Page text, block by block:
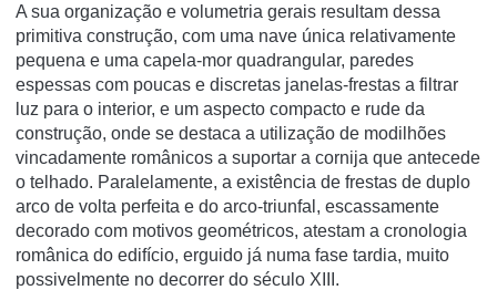
A sua organização e volumetria gerais resultam dessa
primitiva construção, com uma nave única relativamente
pequena e uma capela-mor quadrangular, paredes
espessas com poucas e discretas janelas-frestas a filtrar
luz para o interior, e um aspecto compacto e rude da
construção, onde se destaca a utilização de modilhões
vincadamente românicos a suportar a cornija que antecede
o telhado. Paralelamente, a existência de frestas de duplo
arco de volta perfeita e do arco-triunfal, escassamente
decorado com motivos geométricos, atestam a cronologia
românica do edifício, erguido já numa fase tardia, muito
possivelmente no decorrer do século XIII.